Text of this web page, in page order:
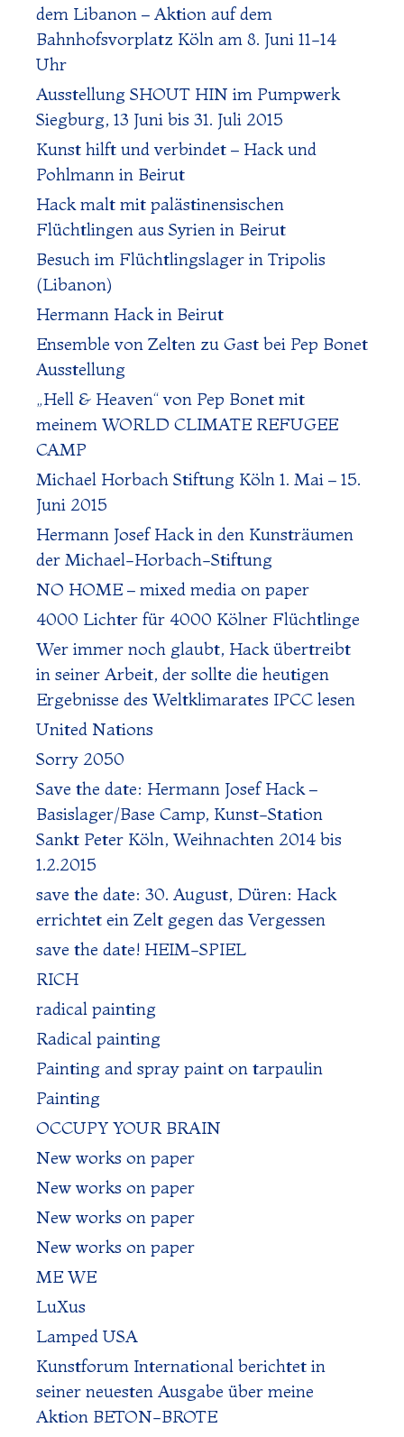
dem Libanon – Aktion auf dem
Bahnhofsvorplatz Köln am 8. Juni 11-14
Uhr
Ausstellung SHOUT HIN im Pumpwerk
Siegburg, 13 Juni bis 31. Juli 2015
Kunst hilft und verbindet – Hack und
Pohlmann in Beirut
Hack malt mit palästinensischen
Flüchtlingen aus Syrien in Beirut
Besuch im Flüchtlingslager in Tripolis
(Libanon)
Hermann Hack in Beirut
Ensemble von Zelten zu Gast bei Pep Bonet
Ausstellung
„Hell & Heaven“ von Pep Bonet mit
meinem WORLD CLIMATE REFUGEE
CAMP
Michael Horbach Stiftung Köln 1. Mai – 15.
Juni 2015
Hermann Josef Hack in den Kunsträumen
der Michael-Horbach-Stiftung
NO HOME – mixed media on paper
4000 Lichter für 4000 Kölner Flüchtlinge
Wer immer noch glaubt, Hack übertreibt
in seiner Arbeit, der sollte die heutigen
Ergebnisse des Weltklimarates IPCC lesen
United Nations
Sorry 2050
Save the date: Hermann Josef Hack –
Basislager/Base Camp, Kunst-Station
Sankt Peter Köln, Weihnachten 2014 bis
1.2.2015
save the date: 30. August, Düren: Hack
errichtet ein Zelt gegen das Vergessen
save the date! HEIM-SPIEL
RICH
radical painting
Radical painting
Painting and spray paint on tarpaulin
Painting
OCCUPY YOUR BRAIN
New works on paper
New works on paper
New works on paper
New works on paper
ME WE
LuXus
Lamped USA
Kunstforum International berichtet in
seiner neuesten Ausgabe über meine
Aktion BETON-BROTE